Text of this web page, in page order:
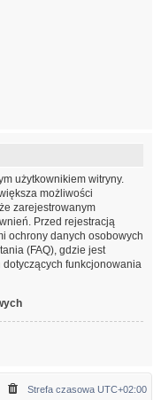
użytkownikiem witryny.
możliwości
zarejestrowanym
Przed rejestracją
ochrony danych osobowych
(FAQ), gdzie jest
funkcjonowania
Strefa czasowa UTC+02:00